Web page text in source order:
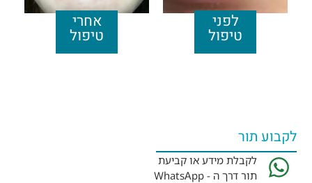
לפני
טיפול​
אחרי
טיפול
לקבוע תור
לקבלת מידע או קביעת
תור דרך ה - WhatsApp